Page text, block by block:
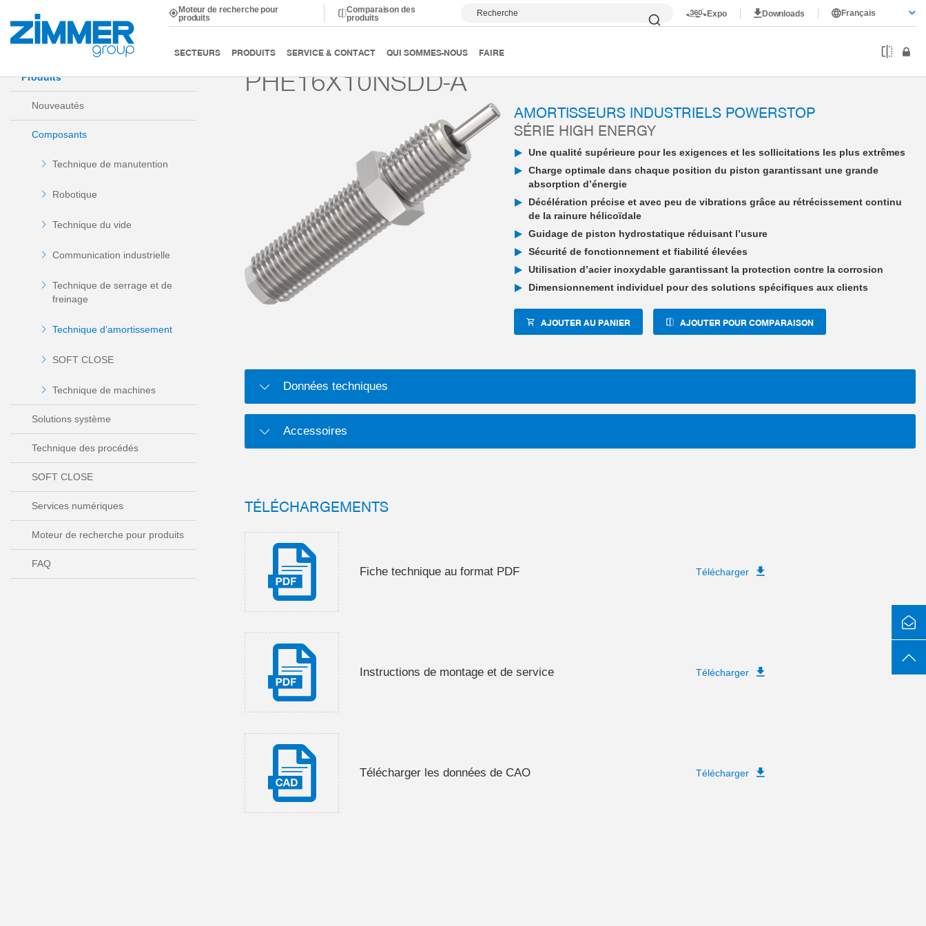
Moteur de recherche pour
produits
Comparaison des
produits
Recherche Expo Downloads Français
SECTEURS PRODUITS SERVICE & CONTACT QUI SOMMES-NOUS FAIRE
Démarrage Produits Composants Technique d’amortissement Amortisseur industriel PowerStop High Energy PHE16X10NSDD-A
Produits
Nouveautés
Composants
Technique de manutention
Robotique
Technique du vide
Communication industrielle
Technique de serrage et de
freinage
Technique d’amortissement
SOFT CLOSE
Technique de machines
Solutions système
Technique des procédés
SOFT CLOSE
Services numériques
Moteur de recherche pour produits
FAQ
PHE16X10NSDD-A
AMORTISSEURS INDUSTRIELS POWERSTOP
SÉRIE HIGH ENERGY
Une qualité supérieure pour les exigences et les sollicitations les plus extrêmes
Charge optimale dans chaque position du piston garantissant une grande
absorption d’énergie
Décélération précise et avec peu de vibrations grâce au rétrécissement continu
de la rainure hélicoïdale
Guidage de piston hydrostatique réduisant l’usure
Sécurité de fonctionnement et fiabilité élevées
Utilisation d’acier inoxydable garantissant la protection contre la corrosion
Dimensionnement individuel pour des solutions spécifiques aux clients
AJOUTER AU PANIER AJOUTER POUR COMPARAISON
Données techniques
Accessoires
TÉLÉCHARGEMENTS
Fiche technique au format PDF Télécharger
Instructions de montage et de service Télécharger
Télécharger les données de CAO Télécharger